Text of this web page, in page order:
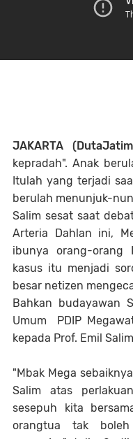
JAKARTA
kepradah". Anak
Itulah yang terjadi
berulah menunjuk-
Salim sesat saat
Arteria Dahlan ini,
ibunya orang-orang
kasus itu menjadi
besar netizen
Bahkan budayawan
Umum PDIP
kepada Prof. Emil
"Mbak Mega
Salim atas
sesepuh kita
orangtua tak